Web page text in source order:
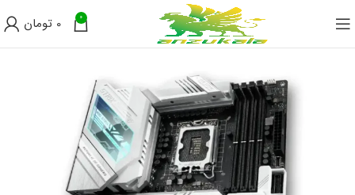
0
0 تومان